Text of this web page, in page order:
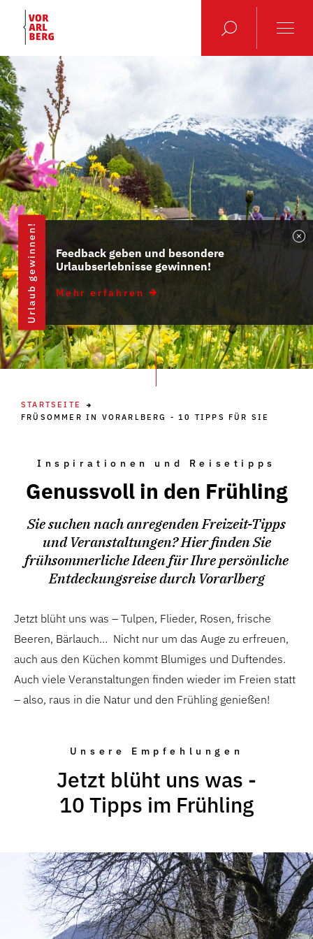
Urlaub gewinnen!
Feedback geben und besondere
Urlaubserlebnisse gewinnen!
Mehr erfahren
C
STARTSEITE
FRÜSOMMER IN VORARLBERG - 10 TIPPS FÜR SIE
Inspirationen und Reisetipps
Genussvoll in den Frühling
Sie suchen nach anregenden Freizeit-Tipps
und Veranstaltungen? Hier finden Sie
frühsommerliche Ideen für Ihre persönliche
Entdeckungsreise durch Vorarlberg
Jetzt blüht uns was – Tulpen, Flieder, Rosen, frische
Beeren, Bärlauch… Nicht nur um das Auge zu erfreuen,
auch aus den Küchen kommt Blumiges und Duftendes.
Auch viele Veranstaltungen finden wieder im Freien statt
– also, raus in die Natur und den Frühling genießen!
Unsere Empfehlungen
Jetzt blüht uns was -
10 Tipps im Frühling